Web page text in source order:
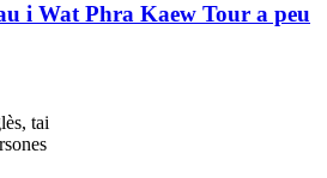
i Wat Phra Kaew Tour a peu
tai